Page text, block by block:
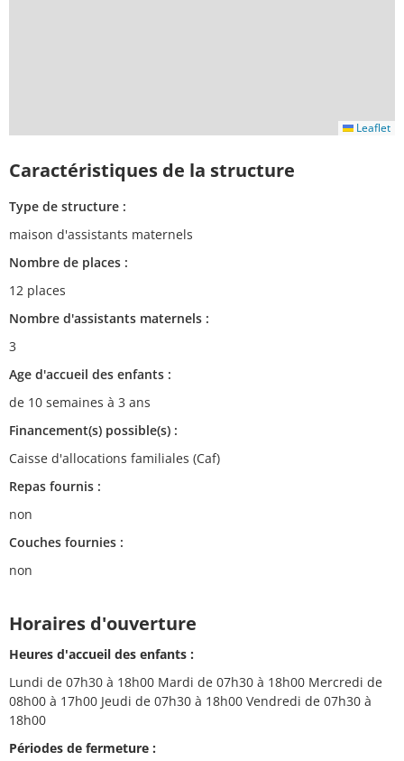
Leaflet
Caractéristiques de la structure
Type de structure :
maison d'assistants maternels
Nombre de places :
12 places
Nombre d'assistants maternels :
3
Age d'accueil des enfants :
de 10 semaines à 3 ans
Financement(s) possible(s) :
Caisse d'allocations familiales (Caf)
Repas fournis :
non
Couches fournies :
non
Horaires d'ouverture
Heures d'accueil des enfants :
Lundi de 07h30 à 18h00 Mardi de 07h30 à 18h00 Mercredi de
08h00 à 17h00 Jeudi de 07h30 à 18h00 Vendredi de 07h30 à
18h00
Périodes de fermeture :